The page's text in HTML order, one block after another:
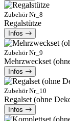
Zubehör Nr_8
Regalstütze
Infos
Zubehör Nr_9
Mehrzweckset
Infos
Zubehör Nr_10
Regalset (ohne
Infos